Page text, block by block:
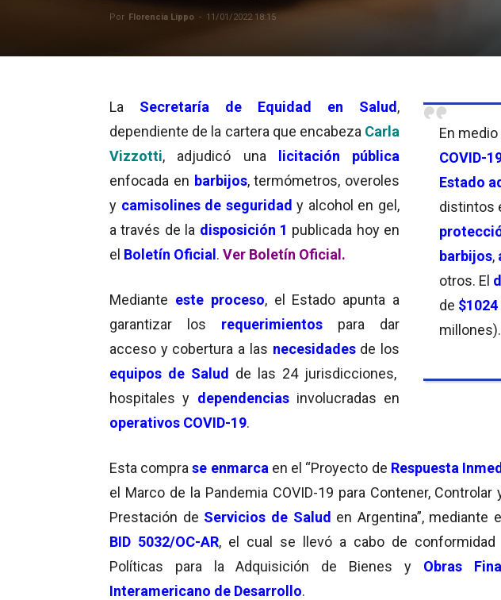
Por Florencia Lippo - 11/01/2022 18:15
En medio
COVID-
Estado
distintos
barbijos,
otros. El
de
millones).
La Secretaría de Equidad en Salud,
dependiente de la cartera que encabeza Carla
Vizzotti, adjudicó una licitación pública
enfocada en barbijos, termómetros, overoles
y camisolines de seguridad y alcohol en gel,
a través de la disposición 1 publicada hoy en
el Boletín Oficial. Ver Boletín Oficial.
Mediante este proceso, el Estado apunta a
garantizar los requerimientos para dar
acceso y cobertura a las necesidadesde los
equipos de Salud de las 24 jurisdicciones,
hospitales y dependenciasinvolucradas en
operativos COVID-19.
Esta compra se enmarca en el “Proyecto de Respuesta
el Marco de la Pandemia COVID-19 para Contener, Controlar
Prestación de Servicios de Salud en Argentina”, mediante
BID 5032/OC-AR, el cual se llevó a cabo de
Políticas para la Adquisición de Bienes y Obras
Interamericano de Desarrollo.